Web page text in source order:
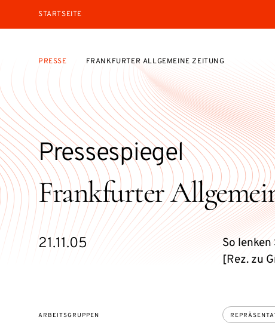
STARTSEITE
PRESSE FRANKFURTER ALLGEMEINE ZEITUNG
Frankfurter
Pressespiegel
21.11.05
So
[Rez. zu
ARBEITSGRUPPEN